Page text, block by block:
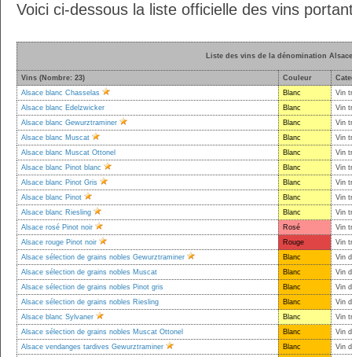
Voici ci-dessous la liste officielle des vins
Liste des vins de la dénomination Alsace
Vins (Nombre: 23) Couleur
Alsace blanc Chasselas
Blanc
Vin
Alsace blanc Edelzwicker
Blanc
Vin
Alsace blanc Gewurztraminer
Blanc
Vin
Alsace blanc Muscat
Blanc
Vin
Alsace blanc Muscat Ottonel
Blanc
Vin
Alsace blanc Pinot blanc
Blanc
Vin
Alsace blanc Pinot Gris
Blanc
Vin
Alsace blanc Pinot
Blanc
Vin
Alsace blanc Riesling
Blanc
Vin
Alsace rosé Pinot noir
Rosé
Vin
Alsace rouge Pinot noir
Rouge
Vin
Alsace sélection de grains nobles Gewurztraminer
Blanc
Vin
Alsace sélection de grains nobles Muscat
Blanc
Vin
Alsace sélection de grains nobles Pinot gris
Blanc
Vin
Alsace sélection de grains nobles Riesling
Blanc
Vin
Alsace blanc Sylvaner
Blanc
Vin
Alsace sélection de grains nobles Muscat Ottonel
Blanc
Vin
Alsace vendanges tardives Gewurztraminer
Blanc
Vin